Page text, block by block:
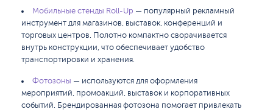
Мобильные стенды Roll-Up — популярный рекламный
инструмент для магазинов, выставок, конференций и
торговых центров. Полотно компактно сворачивается
внутрь конструкции, что обеспечивает удобство
транспортировки и хранения.
Фотозоны — используются для оформления
мероприятий, промоакций, выставок и корпоративных
событий. Брендированная фотозона помогает привлекать